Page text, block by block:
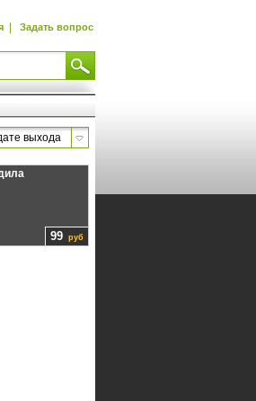
| Задать вопрос
выхода
99 руб